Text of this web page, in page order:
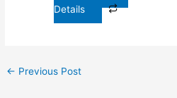
Details
← Previous Post